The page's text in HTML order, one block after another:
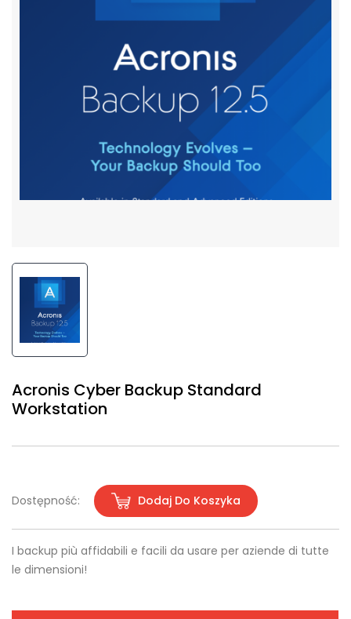
Acronis Cyber Backup Standard
Workstation
Dostępność: Dodaj Do Koszyka
I backup più affidabili e facili da usare per aziende di tutte
le dimensioni!